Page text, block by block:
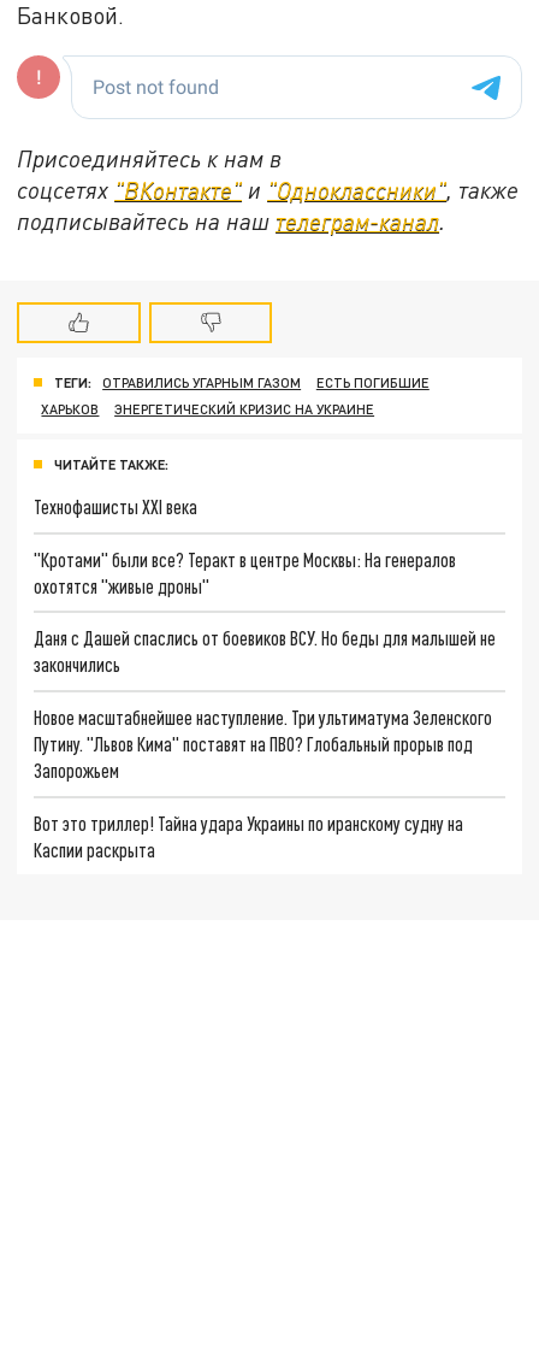
Банковой.
Присоединяйтесь к нам в
соцсетях "ВКонтакте" и "Одноклассники" , также
подписывайтесь на наш телеграм-канал
ТЕГИ: ОТРАВИЛИСЬ УГАРНЫМ ГАЗОМ
ЕСТЬ ПОГИБШИЕ
ХАРЬКОВ
ЭНЕРГЕТИЧЕСКИЙ КРИЗИС НА УКРАИНЕ
ЧИТАЙТЕ ТАКЖЕ:
Технофашисты XXI века
"Кротами" были все? Теракт в центре Москвы: На генералов
охотятся "живые дроны"
Даня с Дашей спаслись от боевиков ВСУ. Но беды для малышей не
закончились
Новое масштабнейшее наступление. Три ультиматума Зеленского
Путину. "Львов Кима" поставят на ПВО? Глобальный прорыв под
Запорожьем
Вот это триллер! Тайна удара Украины по иранскому судну на
Каспии раскрыта